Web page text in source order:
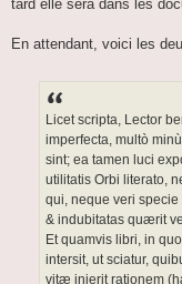
tard elle sera dans les
En attendant, voici les
Licet scripta, Lector
imperfecta, multò
sint; ea tamen luci
utilitatis Orbi literato,
qui, neque veri
& indubitatas quærit
Et quamvis libri, in
intersit, ut sciatur,
vitæ inierit rationem